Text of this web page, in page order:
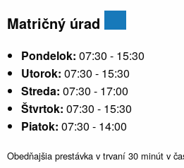
Matričný úrad
Pondelok: 07:30 - 15:30
Utorok: 07:30 - 15:30
Streda: 07:30 - 17:00
Štvrtok: 07:30 - 15:30
Piatok: 07:30 - 14:00
Obedňajšia prestávka v trvaní 30 minút v